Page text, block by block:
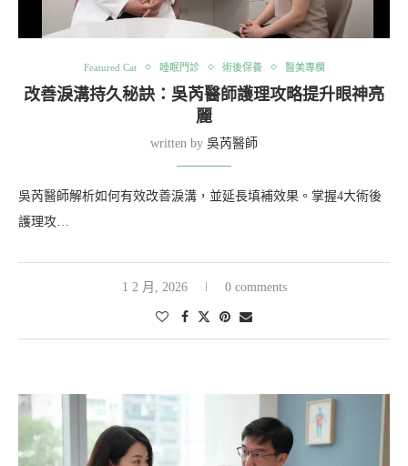
Featured Cat 睡眠門診 術後保養 醫美專欄
改善淚溝持久秘訣：吳芮醫師護理攻略提升眼神亮
麗
written by 吳芮醫師
吳芮醫師解析如何有效改善淚溝，並延長填補效果。掌握4大術後
護理攻…
1 2 月, 2026 0 comments